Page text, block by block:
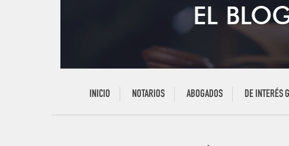
EL
INICIO NOTARIOS ABOGADOS DE INTERÉS